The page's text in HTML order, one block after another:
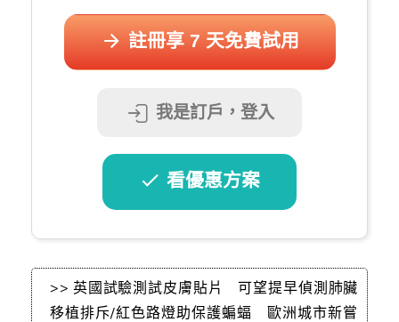
註冊享 7 天免費試用
我是訂戶，登入
看優惠方案
>> 英國試驗測試皮膚貼片 可望提早偵測肺臟
移植排斥/紅色路燈助保護蝙蝠 歐洲城市新嘗